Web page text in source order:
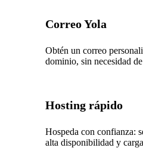
Correo Yola
Obtén un correo
dominio, sin necesidad
Hosting rápido
Hospeda con confianza:
alta disponibilidad y